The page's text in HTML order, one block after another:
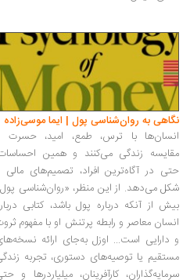
نگاهی به روان‌شناسی پول | ایما موسی‌زاده
انسان‌ها با ترس، طمع، امید، حسرت
مقایسه زندگی می‌کنند و همین
حتی در آگاه‌ترین افراد، تصمیم‌های مالی
شکل می‌دهد. از این منظر، «روان‌شناسی
بیش از آنکه درباره پول باشد، کتابی
انسان معاصر و رابطه پرتنش او با مفهوم
و دارایی است... اوزل به‌جای ارائه
مستقیم یا توصیه‌های دستوری، تجربه
سرمایه‌گذاران، کارآفرینان، میلیاردرها و